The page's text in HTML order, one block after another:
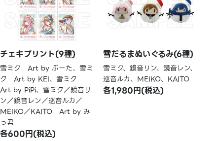
チェキプリント(9種)
雪ミク Art by ぶーた、雪ミ
ク Art by KEI、雪ミク
Art by PiPi、雪ミク／鏡音リ
ン／鏡音レン／巡音ルカ／
MEIKO／KAITO Art by み
っ君
各600円(税込)
雪だるまぬいぐるみ(6種)
雪ミク、鏡音リン、鏡音レン、
巡音ルカ、MEIKO、KAITO
各1,980円(税込)